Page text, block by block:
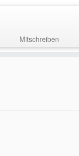
Mitschreiben